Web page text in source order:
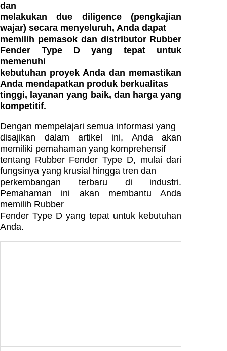
dan
melakukan due diligence (pengkajian
wajar) secara menyeluruh, Anda dapat
memilih pemasok dan distributor Rubber
Fender Type D yang tepat untuk
memenuhi
kebutuhan proyek Anda dan memastikan
Anda mendapatkan produk berkualitas
tinggi, layanan yang baik, dan harga yang
kompetitif.
Dengan mempelajari semua informasi yang
disajikan dalam artikel ini, Anda akan
memiliki pemahaman yang komprehensif
tentang Rubber Fender Type D, mulai dari
fungsinya yang krusial hingga tren dan
perkembangan terbaru di industri.
Pemahaman ini akan membantu Anda
memilih Rubber
Fender Type D yang tepat untuk kebutuhan
Anda.